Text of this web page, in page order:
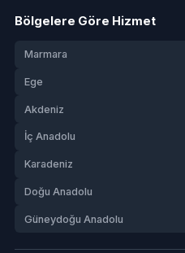
Bölgelere Göre Hizmet
Marmara
Ege
Akdeniz
İç Anadolu
Karadeniz
Doğu Anadolu
Güneydoğu Anadolu